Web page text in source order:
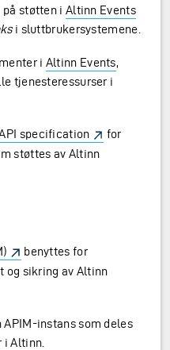
støtten i Altinn Events
i sluttbrukersystemene.
i Altinn Events,
tjenesteressurser i
specification
for
støttes av Altinn
benyttes for
og sikring av Altinn
instans som deles
Altinn.